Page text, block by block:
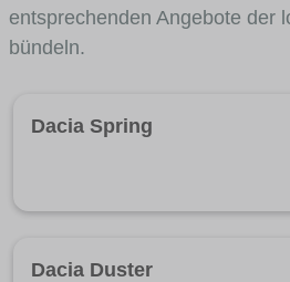
entsprechenden Angebote der
bündeln.
Dacia Spring
Dacia Duster